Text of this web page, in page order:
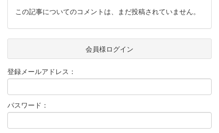
この記事についてのコメントは、まだ投稿されていません。
会員様ログイン
登録メールアドレス：
パスワード：